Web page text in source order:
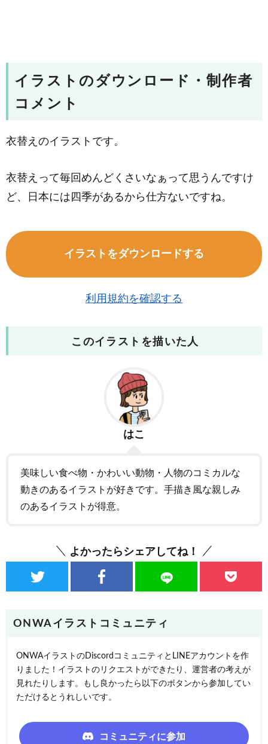
イラストのダウンロード・制作者
コメント
衣替えのイラストです。
衣替えって毎回めんどくさいなぁって思うんですけ
ど、日本には四季があるから仕方ないですね。
イラストをダウンロードする
利用規約を確認する
このイラストを描いた人
はこ
美味しい食べ物・かわいい動物・人物のコミカルな
動きのあるイラストが好きです。手描き風な親しみ
のあるイラストが得意。
よかったらシェアしてね！
ONWAイラストコミュニティ
ONWAイラストのDiscordコミュニティとLINEアカウントを作
りました！イラストのリクエストができたり、運営者の考えが
見れたりします。もし良かったら以下のボタンから参加してい
ただけるとうれしいです。
コミュニティに参加